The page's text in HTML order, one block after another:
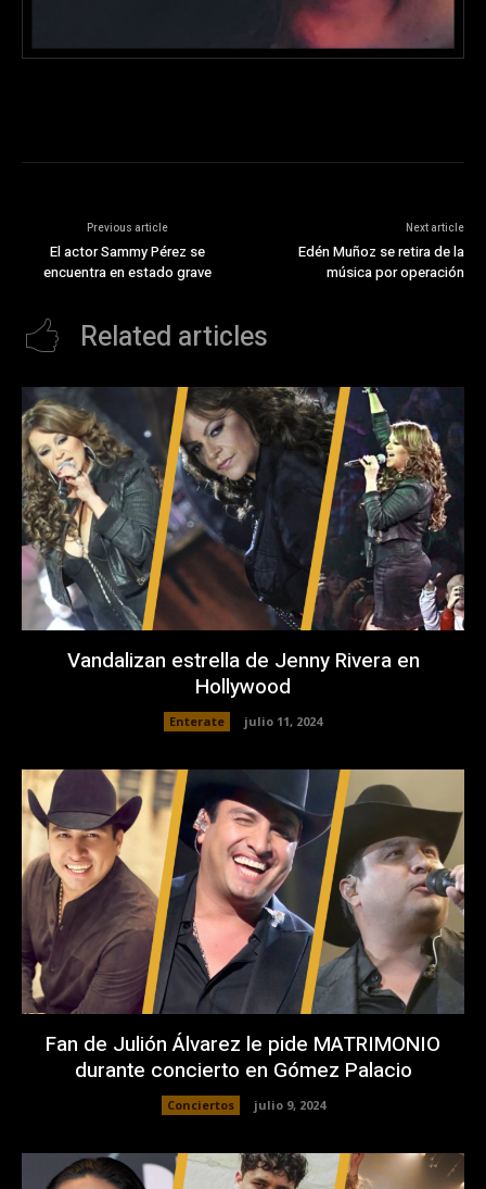
Previous article
El actor Sammy Pérez se
encuentra en estado grave
Next article
Edén Muñoz se retira de la
música por operación
Related articles
Vandalizan estrella de Jenny Rivera en
Hollywood
Enterate julio 11, 2024
Fan de Julión Álvarez le pide MATRIMONIO
durante concierto en Gómez Palacio
Conciertos julio 9, 2024